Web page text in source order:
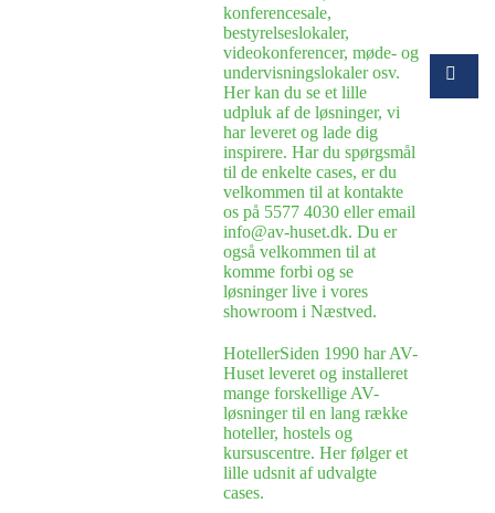
konferencesale,
bestyrelseslokaler,
videokonferencer, møde- og
undervisningslokaler osv.
Her kan du se et lille
udpluk af de løsninger, vi
har leveret og lade dig
inspirere. Har du spørgsmål
til de enkelte cases, er du
velkommen til at kontakte
os på 5577 4030 eller email
info@av-huset.dk. Du er
også velkommen til at
komme forbi og se
løsninger live i vores
showroom i Næstved.
HotellerSiden 1990 har AV-
Huset leveret og installeret
mange forskellige AV-
løsninger til en lang række
hoteller, hostels og
kursuscentre. Her følger et
lille udsnit af udvalgte
cases.